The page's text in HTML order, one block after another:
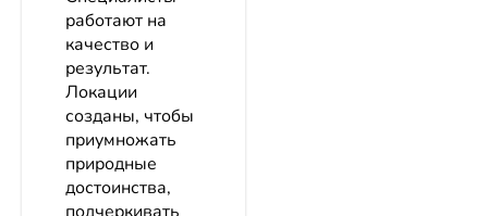
работают на
качество и
результат.
Локации
созданы, чтобы
приумножать
природные
достоинства,